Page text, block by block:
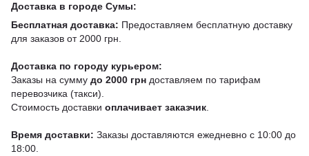
Доставка в городе Сумы:
Бесплатная доставка: Предоставляем бесплатную доставку
для заказов от 2000 грн.
Доставка по городу курьером:
Заказы на сумму до 2000 грн доставляем по тарифам
перевозчика (такси).
Стоимость доставки оплачивает заказчик
Время доставки: Заказы доставляются ежедневно с 10:00 до
18:00.